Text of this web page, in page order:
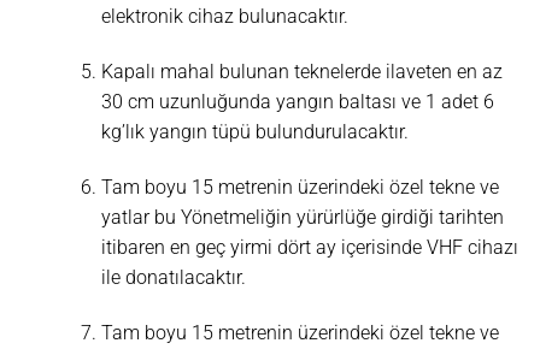
elektronik cihaz bulunacaktır.
Kapalı mahal bulunan teknelerde ilaveten en az
30 cm uzunluğunda yangın baltası ve 1 adet 6
kg’lık yangın tüpü bulundurulacaktır.
Tam boyu 15 metrenin üzerindeki özel tekne ve
yatlar bu Yönetmeliğin yürürlüğe girdiği tarihten
itibaren en geç yirmi dört ay içerisinde VHF cihazı
ile donatılacaktır.
Tam boyu 15 metrenin üzerindeki özel tekne ve